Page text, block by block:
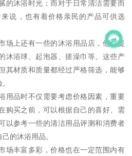
的沐浴时光；而对于日常清洁需要而
说，也有着价格亲民的产品可供选
场上还有一些的沐浴用品店，他们提
沐浴球、起泡器、搓澡巾等。这些产
其材质和质量都经过严格筛选，能够
用品时不仅需要考虑价格因素，重要
购买之前，可以根据自己的喜好、需
以参考一些的清洁用品评测和消费者
的沐浴用品。
场丰富多彩，价格也在一定范围内有